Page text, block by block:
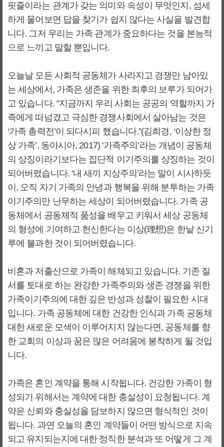
핏줄이라는 관계가 갖는 의미와 속성이 무엇인지, 섬세
하게 물어보면 답을 찾기가 쉽지 않다는 사실을 발견합
니다. 그저 우리는 가족 관계가 중요하다는 것을 본능적
으로 느끼고 말할 뿐입니다.
오늘날 모든 사회적 공동체가 사라지고 경쟁만 남아있
는 세상에서, 가족은 생존을 위한 최후의 보루가 되어가
고 있습니다. “지금까지 우리 사회는 공공의 역할까지 가
족에게 떠넘겼고 극심한 경쟁사회에서 살아남는 것은
‘가족 총력전’이 되다시피 했습니다.”(김희경, ‘이상한 정
상 가족’, 동아시아, 2017) ‘가족주의’라는 개념이 공동체
의 상징이라기보다는 집단적 이기주의를 상징하는 것이
되어버렸습니다. ‘내 새끼 지상주의’라는 말이 시사하듯
이, 오직 자기 가족의 안녕과 행복을 위해 분투하는 가족
이기주의만 난무하는 세상이 되어버렸습니다. 가족 공
동체에서 공동체적 품성을 배우고 키워서 세상 공동체
의 형성에 기여하고 헌신한다는 이상(理想)은 한낱 신기
루에 불과한 것이 되어버렸습니다.
비혼과 저출산으로 가족이 해체되고 있습니다. 기존 질
서를 토대로 하는 완강한 가족주의와 생존 경쟁을 위한
가족이기주의에 대한 깊은 반성과 성찰이 필요한 시대
입니다. 가족 공동체에 대한 건강한 인식과 가족 공동체
대한 새로운 모색이 이루어지지 않는다면, 공동체를 향
한 교회의 이상과 꿈은 많은 어려움에 봉착하게 될 것입
니다.
가족은 혼인 계약을 통해 시작됩니다. 건강한 가족이 형
성되기 위해서는 계약에 대한 충실성이 요청됩니다. 계
약은 신뢰와 충실성을 담보하지 않으면 형식적인 것이
됩니다. 과연 오늘의 혼인 계약들이 어떤 방식으로 지속
되고 유지되는지에 대한 정직한 분석과 또 어떻게 그 계